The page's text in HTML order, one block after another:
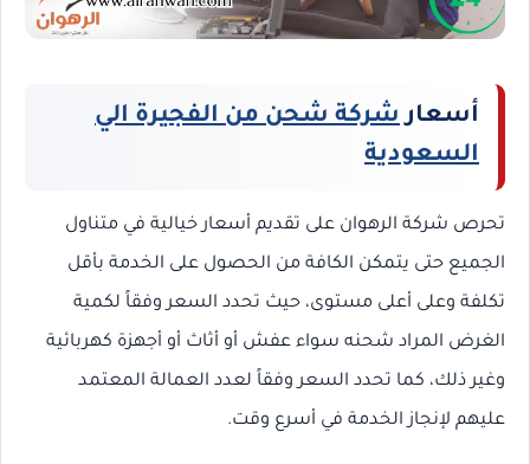
أسعارشركة شحن من الفجيرة الي
السعودية
تحرص شركة الرهوان على تقديم أسعار خيالية في متناول
الجميع حتى يتمكن الكافة من الحصول على الخدمة بأقل
تكلفة وعلى أعلى مستوى، حيث تحدد السعر وفقاً لكمية
الغرض المراد شحنه سواء عفش أو أثاث أو أجهزة كهربائية
وغير ذلك، كما تحدد السعر وفقاً لعدد العمالة المعتمد
عليهم لإنجاز الخدمة في أسرع وقت.